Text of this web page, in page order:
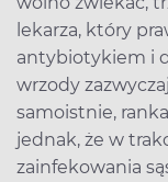
lekarza, który
antybiotykiem i
wrzody
samoistnie,
jednak, że w
zainfekowania